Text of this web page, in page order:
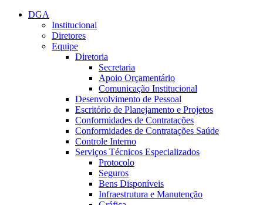
Conteúdo principal
DGA
Institucional
Diretores
Equipe
Diretoria
Secretaria
Apoio Orçamentário
Comunicação Institucional
Desenvolvimento de Pessoal
Escritório de Planejamento e Projetos
Conformidades de Contratações
Conformidades de Contratações Saúde
Controle Interno
Serviços Técnicos Especializados
Protocolo
Seguros
Bens Disponíveis
Infraestrutura e Manutenção